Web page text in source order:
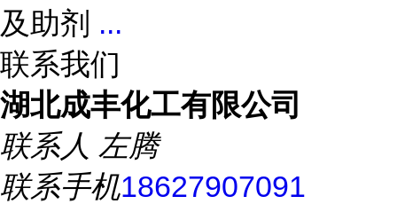
及助剂 ...
联系我们
湖北成丰化工有限公司
联系人 左腾
联系手机18627907091